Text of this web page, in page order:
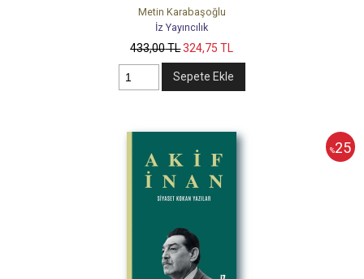
Metin Karabaşoğlu
İz Yayıncılık
433,00TL324,75 TL
Sepete Ekle
%25